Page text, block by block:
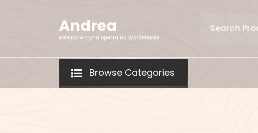
Andrea
Kolejna witryna oparta na WordPressie
Browse Categories